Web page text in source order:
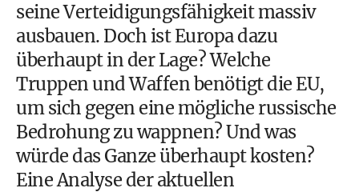
seine Verteidigungsfähigkeit massiv
ausbauen. Doch ist Europa dazu
überhaupt in der Lage? Welche
Truppen und Waffen benötigt die EU,
um sich gegen eine mögliche russische
Bedrohung zu wappnen? Und was
würde das Ganze überhaupt kosten?
Eine Analyse der aktuellen